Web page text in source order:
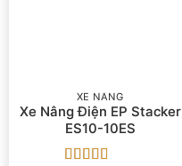
XE NÂNG
Xe Nâng Điện EP Stacker
ES10-10ES